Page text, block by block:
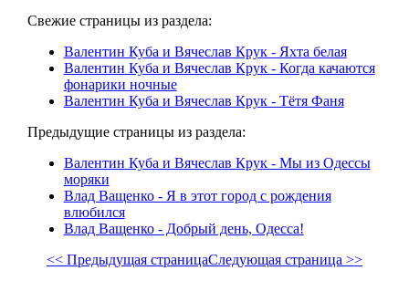
Свежие страницы из раздела:
Валентин Куба и Вячеслав Крук - Яхта белая
Валентин Куба и Вячеслав Крук - Когда качаются
фонарики ночные
Валентин Куба и Вячеслав Крук - Тётя Фаня
Предыдущие страницы из раздела:
Валентин Куба и Вячеслав Крук - Мы из Одессы
моряки
Влад Ващенко - Я в этот город с рождения
влюбился
Влад Ващенко - Добрый день, Одесса!
<< Предыдущая страницаСледующая страница >>